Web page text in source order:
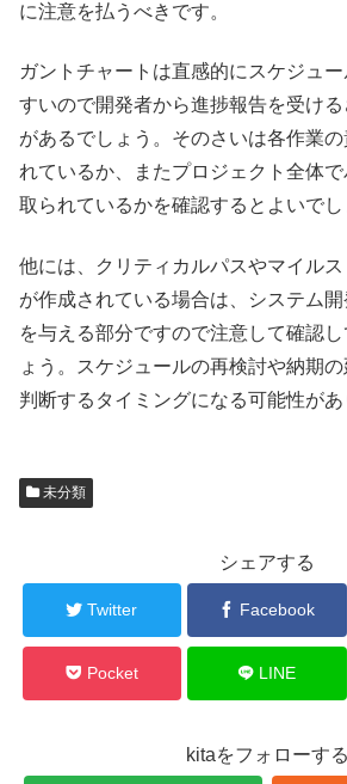
に注意を払うべきです。
ガントチャートは直感的にスケジュ
すいので開発者から進捗報告を受け
があるでしょう。そのさいは各作業
れているか、またプロジェクト全体
取られているかを確認するとよいでし
他には、クリティカルパスやマイル
が作成されている場合は、システム
を与える部分ですので注意して確認
ょう。スケジュールの再検討や納期
判断するタイミングになる可能性があ
未分類
シェアする
Twitter Facebook
Pocket LINE
kitaをフォローする